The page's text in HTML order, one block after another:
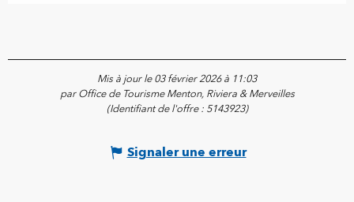
Mis à jour le 03 février 2026 à 11:03
par Office de Tourisme Menton, Riviera & Merveilles
(Identifiant de l'offre : 5143923)
Signaler une erreur